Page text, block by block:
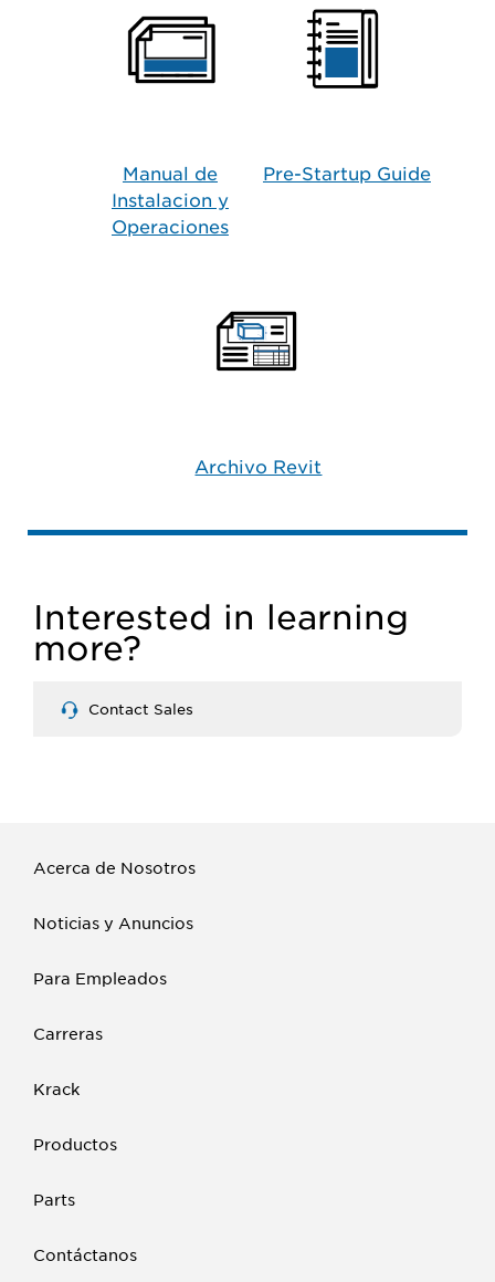
Manual de
Instalacion y
Operaciones
Pre-Startup Guide
Archivo Revit
Interested in learning
more?
Contact Sales
Acerca de Nosotros
Noticias y Anuncios
Para Empleados
Carreras
Krack
Productos
Parts
Contáctanos